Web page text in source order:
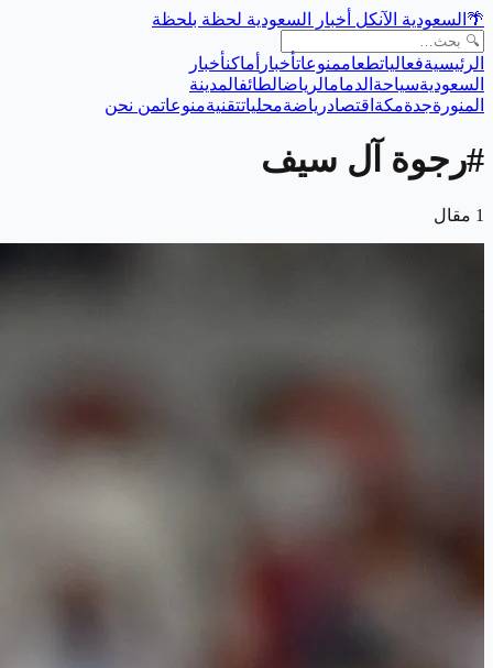
🌴 السعودية الآنكل أخبار السعودية لحظة بلحظة
الرئيسيةفعالياتطعاممنوعاتأخبار أماكنأخبار
السعوديةسياحة الدمامالرياضالطائفالمدينة
المنورةجدةمكة اقتصادرياضةمحلياتتقنيةمنوعاتمن نحن
#رجوة آل سيف
1 مقال